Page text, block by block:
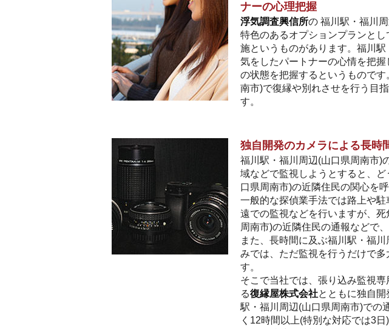
ナーの心理把握
浮気調査興信所の 福川駅・福川
特色のあるオプションプランと
施というものがあります。福川
気をしたパートナーの心情を把
の状態を把握するというもので
南市)で復縁や別れさせを行う目
す。
独自開発のカメラによる長時
福川駅・福川周辺(山口県周南市)
域などで監視しようとすると、
口県周南市)の近隣住民の関心を呼
一般的な探偵業手法では路上や
遠での監視などを行いますが、
周南市)の近隣住民の通報などで
また、長時間に及ぶ福川駅・福
みでは、ただ監視を行うだけで
す。
そこで当社では、張り込み監視
る復縁屋株式会社とともに独自開
駅・福川周辺(山口県周南市)での
く12時間以上(特別な対応では3